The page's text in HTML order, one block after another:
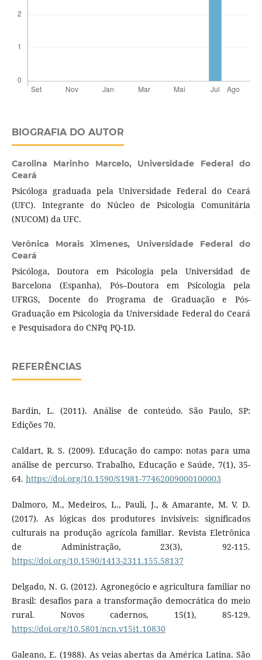
BIOGRAFIA DO AUTOR
Carolina Marinho Marcelo, Universidade Federal do
Ceará
Psicóloga graduada pela Universidade Federal do Ceará
(UFC). Integrante do Núcleo de Psicologia Comunitária
(NUCOM) da UFC.
Verônica Morais Ximenes, Universidade Federal do
Ceará
Psicóloga, Doutora em Psicologia pela Universidad de
Barcelona (Espanha), Pós–Doutora em Psicologia pela
UFRGS, Docente do Programa de Graduação e Pós-
Graduação em Psicologia da Universidade Federal do Ceará
e Pesquisadora do CNPq PQ-1D.
REFERÊNCIAS
Bardin, L. (2011). Análise de conteúdo. São Paulo, SP:
Edições 70.
Caldart, R. S. (2009). Educação do campo: notas para uma
análise de percurso. Trabalho, Educação e Saúde, 7(1), 35-
64. https://doi.org/10.1590/S1981-77462009000100003
Dalmoro, M., Medeiros, L., Pauli, J., & Amarante, M. V. D.
(2017). As lógicas dos produtores invisíveis: significados
culturais na produção agrícola familiar. Revista Eletrônica
de Administração, 23(3), 92-115.
https://doi.org/10.1590/1413-2311.155.58137
Delgado, N. G. (2012). Agronegócio e agricultura familiar no
Brasil: desafios para a transformação democrática do meio
rural. Novos cadernos, 15(1), 85-129.
https://doi.org/10.5801/ncn.v15i1.10830
Galeano, E. (1988). As veias abertas da América Latina. São